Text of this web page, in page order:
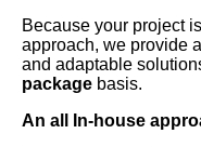
Because your project
approach, we provide
and adaptable
package basis.
An all In-house